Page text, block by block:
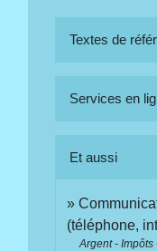
Textes de
Services en
Et aussi
(téléphone,
Argent -